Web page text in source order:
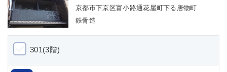
京都市下京区富小路通花屋町下る唐物町
鉄骨造
301(3階)